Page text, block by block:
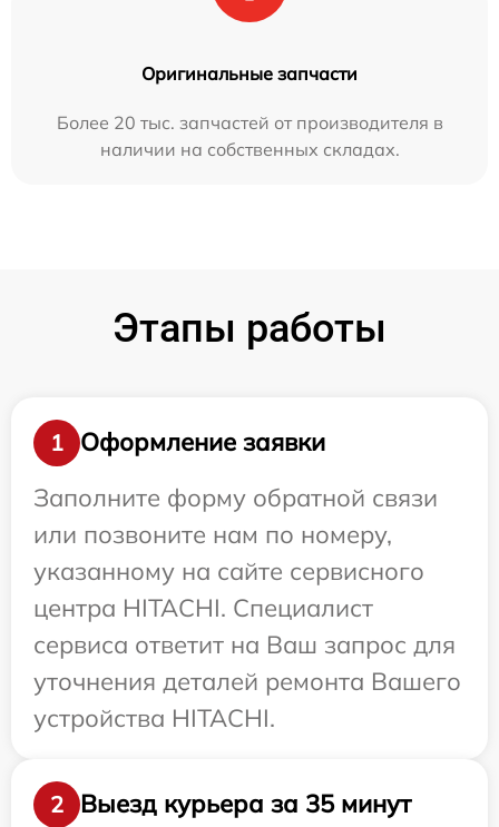
Оригинальные запчасти
Более 20 тыс. запчастей от производителя в
наличии на собственных складах.
Этапы работы
1
Оформление заявки
Заполните форму обратной связи
или позвоните нам по номеру,
указанному на сайте сервисного
центра HITACHI. Специалист
сервиса ответит на Ваш запрос для
уточнения деталей ремонта Вашего
устройства HITACHI.
2 Выезд курьера за 35 минут